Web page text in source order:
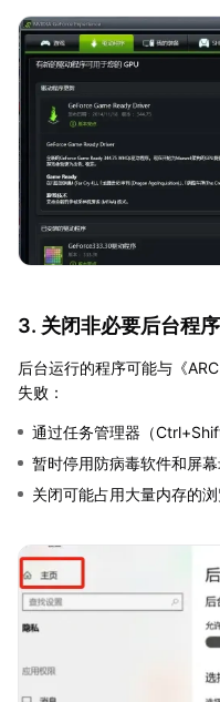
3. 关闭非必要后台程序
后台运行的程序可能与《
失败：
通过任务管理器（
暂时停用防病毒软件和屏
关闭可能占用大量内存的